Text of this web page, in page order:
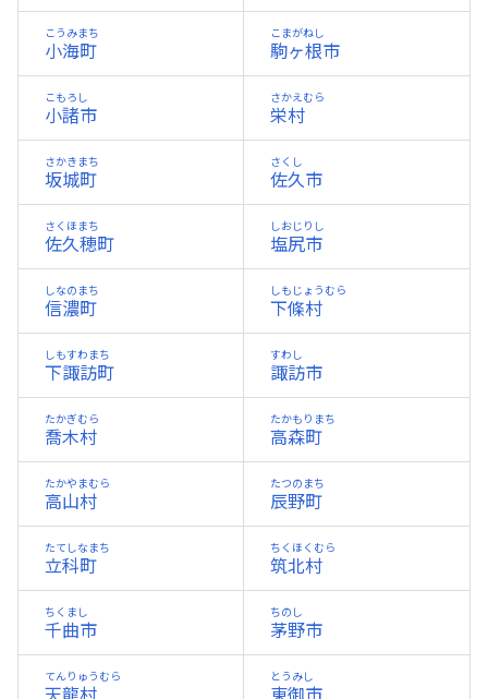
小海町
こうみまち
駒ヶ根市
こまがねし
小諸市
こもろし
栄村
さかえむら
坂城町
さかきまち
佐久市
さくし
佐久穂町
さくほまち
塩尻市
しおじりし
信濃町
しなのまち
下條村
しもじょうむら
下諏訪町
しもすわまち
諏訪市
すわし
喬木村
たかぎむら
高森町
たかもりまち
高山村
たかやまむら
辰野町
たつのまち
立科町
たてしなまち
筑北村
ちくほくむら
千曲市
ちくまし
茅野市
ちのし
てんりゅうむら とうみし